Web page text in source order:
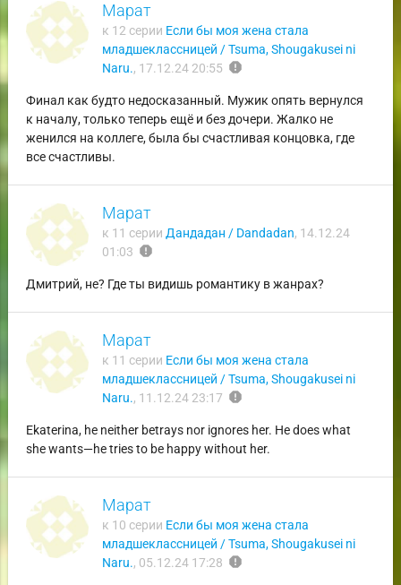
Марат
к 12 серии Если бы моя жена стала
младшеклассницей / Tsuma, Shougakusei ni
Naru., 17.12.24 20:55 report
Финал как будто недосказанный. Мужик опять вернулся
к началу, только теперь ещё и без дочери. Жалко не
женился на коллеге, была бы счастливая концовка, где
все счастливы.
Марат
к 11 серии Дандадан / Dandadan, 14.12.24
01:03 report
Дмитрий, не? Где ты видишь романтику в жанрах?
Марат
к 11 серии Если бы моя жена стала
младшеклассницей / Tsuma, Shougakusei ni
Naru., 11.12.24 23:17 report
Ekaterina, he neither betrays nor ignores her. He does what
she wants—he tries to be happy without her.
Марат
к 10 серии Если бы моя жена стала
младшеклассницей / Tsuma, Shougakusei ni
Naru., 05.12.24 17:28 report